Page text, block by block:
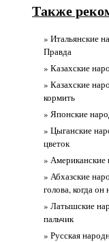
Также
» Итальянские
Правда
» Казахские
» Казахские
кормить
» Японские
» Цыганские
цветок
» Американские
» Абхазские
голова, когда он
» Латышские
пальчик
» Русская